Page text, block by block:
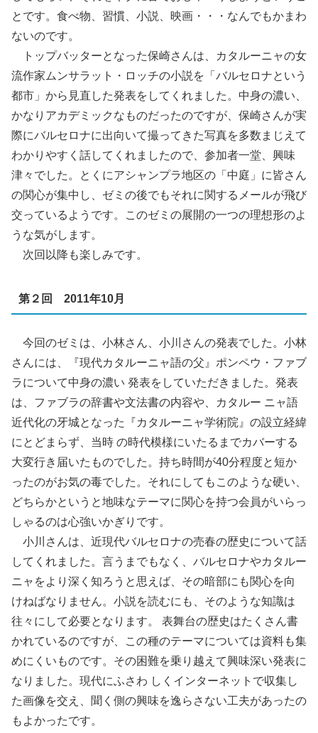
とです。食べ物、習慣、小説、映画・・・なんでもかまわ
ないのです。
トップバッターとなった保崎さんは、カタルーニャの女
流作家ムンサラット・ロッチの小説を「バルセロナという
都市」から見直した発表をしてくれました。中身の濃い、
かなりアカデミックなものだったのですが、保崎さんが実
際にバルセロナに出向いて撮ってきた写真を多数まじえて
わかりやすく話してくれましたので、参加者一堂、興味
津々でした。とくにアシャンプラ地区の「中庭」に皆さん
の関心が集中し、ゼミの後でもそれに関するメールが飛び
交っているようです。このゼミの展開の一つの理想形のよ
うな気がします。
次回以降も楽しみです。
第２回 2011年10月
今回のゼミは、小林さん、小川さんの発表でした。小林
さんには、『現代カタルーニャ語の父』ポンペウ・ファブ
ラについて中身の濃い 発表をしていただきました。発表
は、ファブラの辞書や文法書の内容や、カタルー ニャ語
近代化の牙城となった『カタルーニャ学術院』の設立経緯
にとどまらず、当時 の時代模様にいたるまでカバーする
大変行き届いたものでした。持ち時間が40分程度と短か
ったのがお気の毒でした。それにしてもこのような硬い、
どちらかというと地味なテーマに関心を持つ会員がいらっ
しゃるのは心強いかぎりです。
小川さんは、近現代バルセロナの売春の歴史について話
してくれました。言うまでもなく、バルセロナやカタルー
ニャをより深く知ろうと思えば、その暗部にも関心を向
けねばなりません。小説を読むにも、そのような知識は
往々にして必要となります。 表舞台の歴史はたくさん書
かれているのですが、この種のテーマについては資料も集
めにくいものです。その困難を乗り越えて興味深い発表に
なりました。現代にふさわ しくインターネットで収集し
た画像を交え、聞く側の興味を逸らさない工夫があったの
もよかったです。